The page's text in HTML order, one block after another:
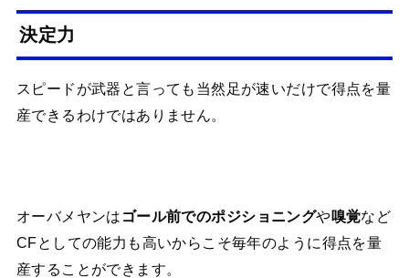
決定力
スピードが武器と言っても当然足が速いだけで得点を量
産できるわけではありません。
オーバメヤンは ゴール前でのポジショニングや嗅覚など
CFとしての能力も高いからこそ毎年のように得点を量
産することができます。